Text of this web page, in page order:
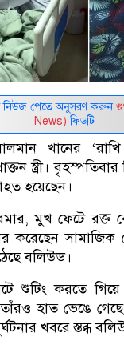
নিউজ পেতে অনুসরণ করুন
News) ফিডটি
খানের
স্ত্রী।
হয়েছেন।
মুখ ফেটে রক্ত
করেছেন সামাজিক
বলিউড।
শুটিং করতে
হাত ভেঙে
খবরে স্তব্ধ